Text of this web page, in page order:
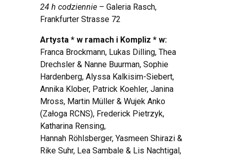
24 h codziennie – Galeria Rasch,
Frankfurter Strasse 72
Artysta * w ramach i Kompliz * w:
Franca Brockmann, Lukas Dilling, Thea
Drechsler & Nanne Buurman, Sophie
Hardenberg, Alyssa Kalkisim-Siebert,
Annika Klober, Patrick Koehler, Janina
Mross, Martin Müller & Wujek Anko
(Załoga RCNS), Frederick Pietrzyk,
Katharina Rensing,
Hannah Röhlsberger, Yasmeen Shirazi &
Rike Suhr, Lea Sambale & Lis Nachtigal,